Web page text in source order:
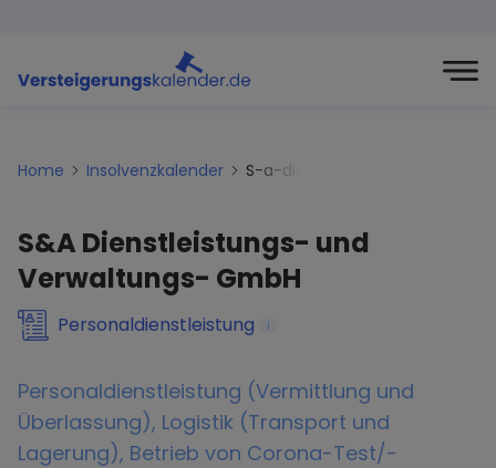
Home Insolvenzkalender S-a-dienstleistungs-und-
S&A Dienstleistungs- und
Verwaltungs- GmbH
Personaldienstleistung i
Personaldienstleistung (Vermittlung und
Überlassung), Logistik (Transport und
Lagerung), Betrieb von Corona-Test/-